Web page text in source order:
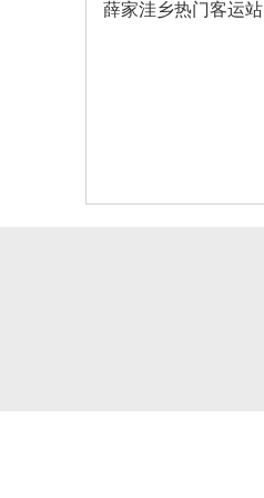
薛家洼乡热门客运站